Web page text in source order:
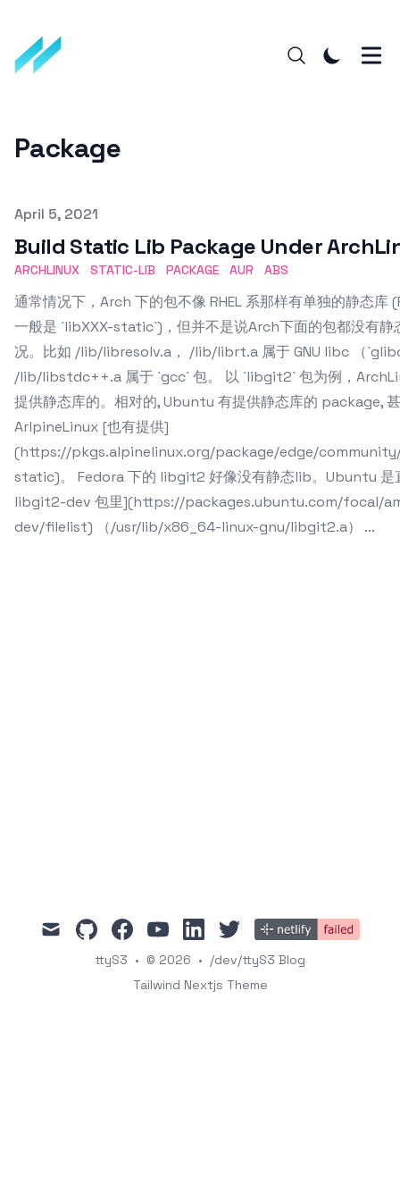
Package
Published on
April 5, 2021
Build Static Lib Package Under
ARCHLINUX STATIC-LIB PACKAGE AUR ABS
通常情况下，Arch 下的包不像 RHEL 系那样有单独的静态库
一般是 `libXXX-static`)，但并不是说Arch下面的包都没有静
况。比如 /lib/libresolv.a， /lib/librt.a 属于 GNU libc （
/lib/libstdc++.a 属于 `gcc` 包。 以 `libgit2` 包为例，
提供静态库的。相对的, Ubuntu 有提供静态库的 package,
ArlpineLinux [也有提供]
(https://pkgs.alpinelinux.org/package/edge/
static)。 Fedora 下的 libgit2 好像没有静态lib。Ubuntu 是
libgit2-dev 包里](https://packages.ubuntu.com/focal/
dev/filelist) （/usr/lib/x86_64-linux-gnu/libgit2.a） ...
mail githubfacebookyoutubelinkedintwitter
ttyS3 • © 2026 • /dev/ttyS3 Blog
Tailwind Nextjs Theme